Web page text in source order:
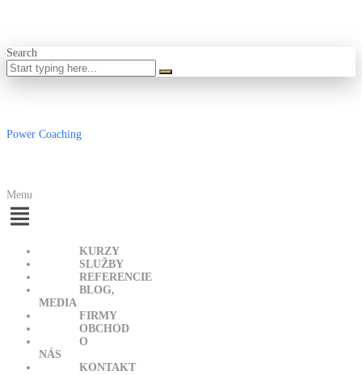
Search
Power Coaching
Menu
KURZY
SLUŽBY
REFERENCIE
BLOG,
MEDIA
FIRMY
OBCHOD
O
NÁS
KONTAKT